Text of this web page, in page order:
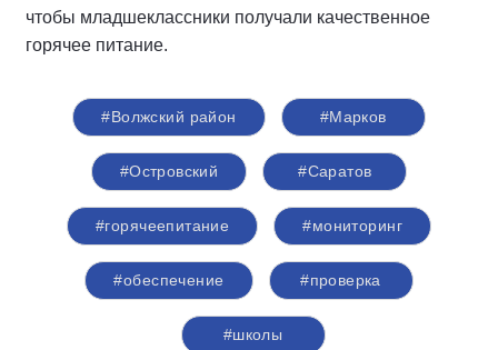
чтобы младшеклассники получали качественное
горячее питание.
#Волжский район #Марков
#Островский #Саратов
#горячеепитание #мониторинг
#обеспечение #проверка
#школы